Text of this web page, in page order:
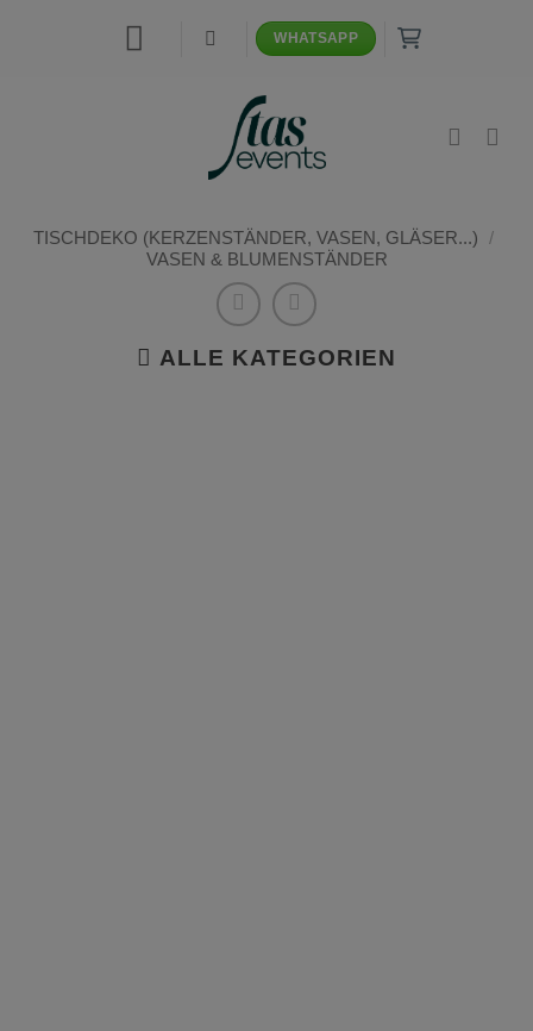
WHATSAPP
TISCHDEKO (KERZENSTÄNDER, VASEN, GLÄSER...)
/
VASEN & BLUMENSTÄNDER
ALLE KATEGORIEN